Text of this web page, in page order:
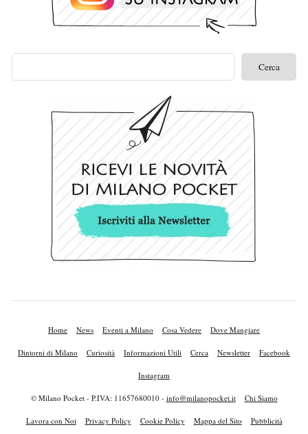
Home News Eventi a Milano Cosa Vedere Dove Mangiare
Dintorni di Milano Curiosità Informazioni Utili Cerca Newsletter Facebook
Instagram
© Milano Pocket - P.IVA: 11657680010 - info@milanopocket.it Chi Siamo
Lavora con Noi Privacy Policy Cookie Policy Mappa del Sito Pubblicità